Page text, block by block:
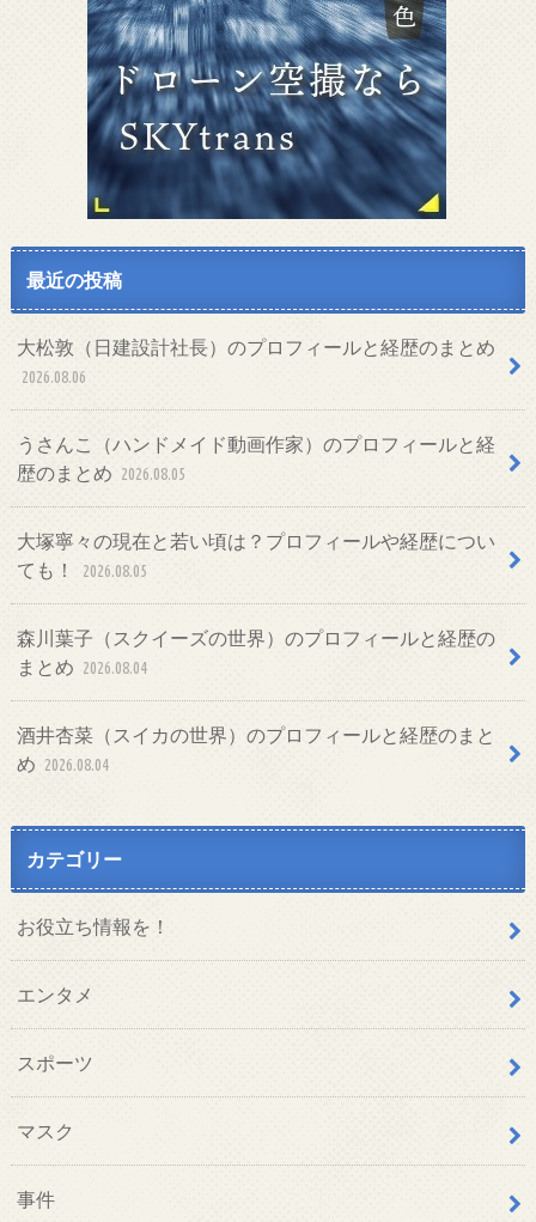
最近の投稿
大松敦（日建設計社長）のプロフィールと経歴のまとめ
2026.08.06
うさんこ（ハンドメイド動画作家）のプロフィールと経
歴のまとめ 2026.08.05
大塚寧々の現在と若い頃は？プロフィールや経歴につい
ても！
2026.08.05
森川葉子（スクイーズの世界）のプロフィールと経歴の
まとめ 2026.08.04
酒井杏菜（スイカの世界）のプロフィールと経歴のまと
め 2026.08.04
カテゴリー
お役立ち情報を！
エンタメ
スポーツ
マスク
事件